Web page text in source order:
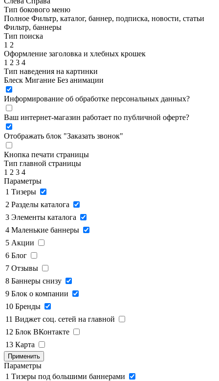
Тип бокового меню
Полное Фильтр, каталог, баннер, подписка, новости, статьи
Фильтр, баннеры
Тип поиска
1 2
Оформление заголовка и хлебных крошек
1 2 3 4
Тип наведения на картинки
Блеск Мигание Без анимации
Информирование об обработке персональных данных?
Ваш интернет-магазин работает по публичной оферте?
Отображать блок "Заказать звонок"
Кнопка печати страницы
Тип главной страницы
1 2 3 4
Параметры
1 Тизеры
2 Разделы каталога
3 Элементы каталога
4 Маленькие баннеры
5 Акции
6 Блог
7 Отзывы
8 Баннеры снизу
9 Блок о компании
10 Бренды
11 Виджет соц. сетей на главной
12 Блок ВКонтакте
13 Карта
Применить
Параметры
1 Тизеры под большими баннерами